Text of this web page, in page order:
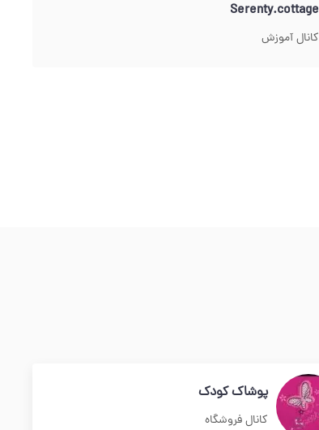
Serenty.cottage
کانال آموزش
پوشاک کودک
کانال فروشگاه